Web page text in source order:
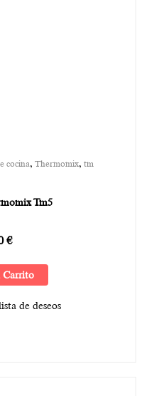
cocina, Thermomix, tm
Tm5
€
de deseos